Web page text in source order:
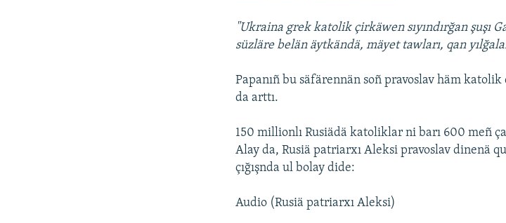
"Ukraina grek katolik çirkäwen sıyındırğan şuşı
süzläre belän äytkändä, mäyet tawları, qan
Papanıñ bu säfärennän soñ pravoslav häm
da arttı.
150 millionlı Rusiädä katoliklar ni barı 600 meñ
Alay da, Rusiä patriarxı Aleksi pravoslav dinenä
çığışnda ul bolay dide:
Audio (Rusiä patriarxı Aleksi)